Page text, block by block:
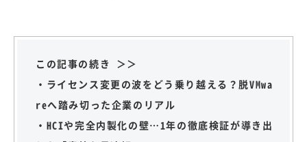
この記事の続き ＞＞
・ライセンス変更の波をどう乗り越える？脱VMwa
reへ踏み切った企業のリアル
・HCIや完全内製化の壁…1年の徹底検証が導き出